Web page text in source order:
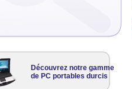
Découvrez notre gamme
de PC portables durcis